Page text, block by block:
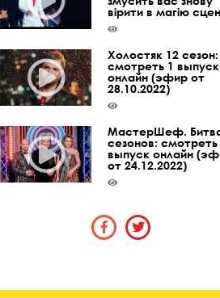
вірити в магію
Холостяк 12 сезон:
смотреть 1 выпуск
онлайн (эфир от
28.10.2022)
МастерШеф.
сезонов: смотреть
выпуск онлайн
от 24.12.2022)